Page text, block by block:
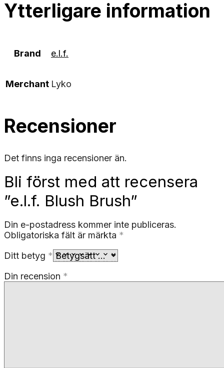
Ytterligare information
Brand e.l.f.
Merchant Lyko
Recensioner
Det finns inga recensioner än.
Bli först med att recensera
”e.l.f. Blush Brush”
Din e-postadress kommer inte publiceras.
Obligatoriska fält är märkta *
Ditt betyg *
Din recension *